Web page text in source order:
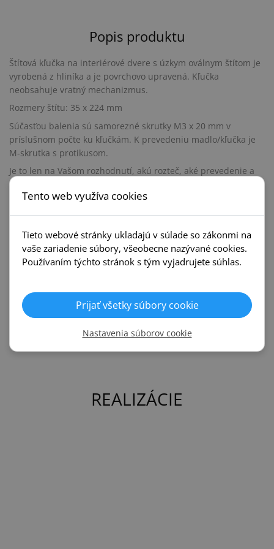
Popis produktu
Štítová kľučka na interiérové dvere s úzkym oválnym štítom je
vyrobená z hliníka a je povrchovo upravená. Kľučka
neobsahuje vratný mechanizmus.
Rozmery štítu: 35 x 224 mm
Súčasťou balenia sú samorezné skrutky M3 x 20 mm v
príslušnom počte ku kľučkám. K prevedeniu madlo/kľučka je
M-skrutka s protikusom.
Je to len na Vašom rozhodnutí, akú rozteč, aké prevedenie a
aký typ otvoru si vyberiete z našej širokej ponuky. V prípade,
že sa neviete rozhodnúť, radi Vám poradíme a pomôžeme s
Upozornenie:
Pri objednávaní štítových kľučiek je potrebné vedieť
vzdialenosť medzi osou kľučky a osou kľúča (rozteč).
Štandardná vzdialenosť je 72 alebo 90 mm. Takisto aj otvory
o uvedenie nielen správnej rozteče, ale aj typu otvorov.
V opačnom prípade výmena kľučiek nemusí byť
REALIZÁCIE
Tento web využíva cookies
Tieto webové stránky ukladajú v súlade so zákonmi na
vaše zariadenie súbory, všeobecne nazývané cookies.
Používaním týchto stránok s tým vyjadrujete súhlas.
Prijať všetky súbory cookie
Nastavenia súborov cookie